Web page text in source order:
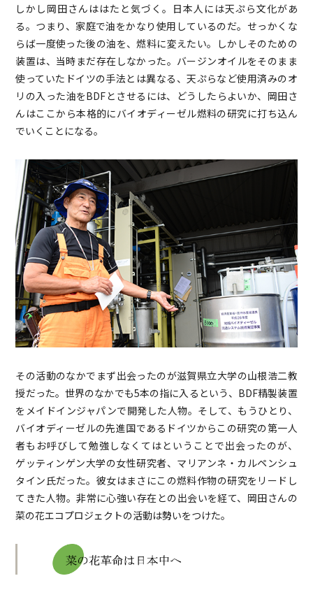
しかし岡田さんははたと気づく。日本人には天ぷら文化があ
る。つまり、家庭で油をかなり使用しているのだ。せっかくな
らば一度使った後の油を、燃料に変えたい。しかしそのための
装置は、当時まだ存在しなかった。バージンオイルをそのまま
使っていたドイツの手法とは異なる、天ぷらなど使用済みのオ
リの入った油をBDFとさせるには、どうしたらよいか、岡田さ
んはここから本格的にバイオディーゼル燃料の研究に打ち込ん
でいくことになる。
その活動のなかでまず出会ったのが滋賀県立大学の山根浩二教
授だった。世界のなかでも5本の指に入るという、BDF精製装置
をメイドインジャパンで開発した人物。そして、もうひとり、
バイオディーゼルの先進国であるドイツからこの研究の第一人
者もお呼びして勉強しなくてはということで出会ったのが、
ゲッティンゲン大学の女性研究者、マリアンネ・カルペンシュ
タイン氏だった。彼女はまさにこの燃料作物の研究をリードし
てきた人物。非常に心強い存在との出会いを経て、岡田さんの
菜の花エコプロジェクトの活動は勢いをつけた。